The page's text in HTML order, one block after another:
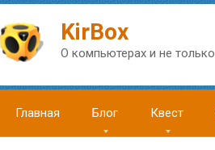
KirBox
О компьютерах и не только
Главная Блог Квест